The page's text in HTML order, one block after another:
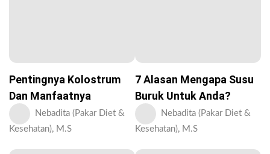
Pentingnya Kolostrum
Dan Manfaatnya
Nebadita (Pakar Diet &
Kesehatan), M.S
7 Alasan Mengapa Susu
Buruk Untuk Anda?
Nebadita (Pakar Diet &
Kesehatan), M.S